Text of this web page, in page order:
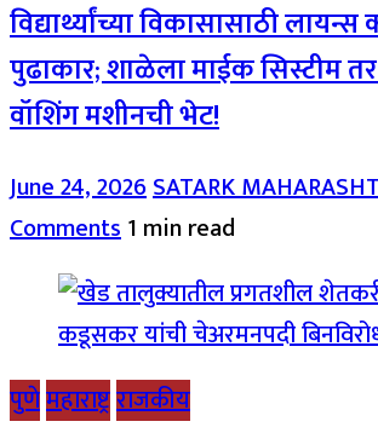
विद्यार्थ्यांच्या विकासासाठी
पुढाकार; शाळेला माईक सिस्टीम तर
वॉशिंग मशीनची भेट!
June 24, 2026SATARK
Comments1 min read
पुणेमहाराष्ट्रराजकीय